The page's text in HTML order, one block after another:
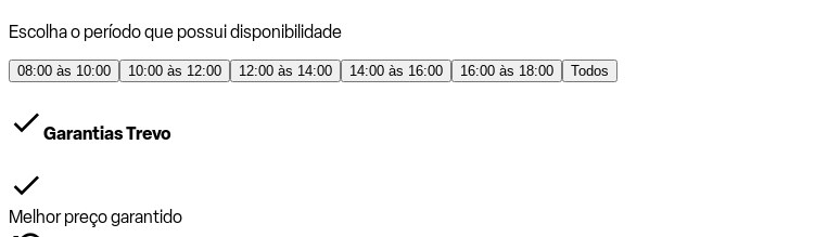
Escolha o período que possui disponibilidade
08:00 às 10:00 10:00 às 12:00 12:00 às 14:00 14:00 às 16:00 16:00 às 18:00 Todos
Garantias Trevo
Melhor preço garantido